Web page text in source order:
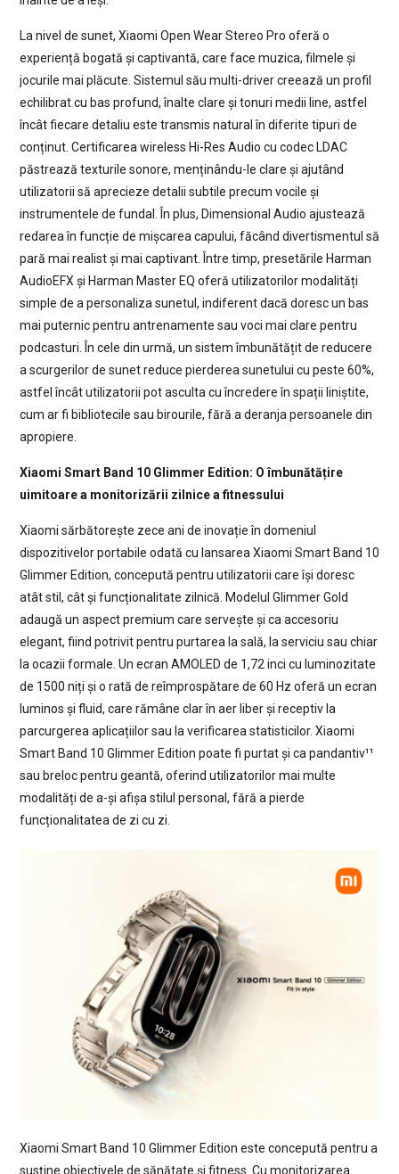
La nivel de sunet, Xiaomi Open Wear Stereo Pro oferă o
experiență bogată și captivantă, care face muzica, filmele și
jocurile mai plăcute. Sistemul său multi-driver creează un profil
echilibrat cu bas profund, înalte clare și tonuri medii line, astfel
încât fiecare detaliu este transmis natural în diferite tipuri de
conținut. Certificarea wireless Hi-Res Audio cu codec LDAC
păstrează texturile sonore, menținându-le clare și ajutând
utilizatorii să aprecieze detalii subtile precum vocile și
instrumentele de fundal. În plus, Dimensional Audio ajustează
redarea în funcție de mișcarea capului, făcând divertismentul să
pară mai realist și mai captivant. Între timp, presetările Harman
AudioEFX și Harman Master EQ oferă utilizatorilor modalități
simple de a personaliza sunetul, indiferent dacă doresc un bas
mai puternic pentru antrenamente sau voci mai clare pentru
podcasturi. În cele din urmă, un sistem îmbunătățit de reducere
a scurgerilor de sunet reduce pierderea sunetului cu peste 60%,
astfel încât utilizatorii pot asculta cu încredere în spații liniștite,
cum ar fi bibliotecile sau birourile, fără a deranja persoanele din
apropiere.
Xiaomi Smart Band 10 Glimmer Edition: O îmbunătățire
uimitoare a monitorizării zilnice a fitnessului
Xiaomi sărbătorește zece ani de inovație în domeniul
dispozitivelor portabile odată cu lansarea Xiaomi Smart Band 10
Glimmer Edition, concepută pentru utilizatorii care își doresc
atât stil, cât și funcționalitate zilnică. Modelul Glimmer Gold
adaugă un aspect premium care servește și ca accesoriu
elegant, fiind potrivit pentru purtarea la sală, la serviciu sau chiar
la ocazii formale. Un ecran AMOLED de 1,72 inci cu luminozitate
de 1500 niți și o rată de reîmprospătare de 60 Hz oferă un ecran
luminos și fluid, care rămâne clar în aer liber și receptiv la
parcurgerea aplicațiilor sau la verificarea statisticilor. Xiaomi
Smart Band 10 Glimmer Edition poate fi purtat și ca pandantiv¹¹
sau breloc pentru geantă, oferind utilizatorilor mai multe
modalități de a-și afișa stilul personal, fără a pierde
funcționalitatea de zi cu zi.
Xiaomi Smart Band 10 Glimmer Edition este concepută pentru a
susține obiectivele de sănătate și fitness. Cu monitorizarea